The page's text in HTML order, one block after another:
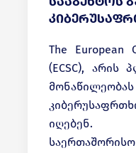
ემზადება
The European
(ECSC), არის
იღებენ.